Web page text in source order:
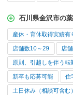
石川県金沢市の
産休・育休取得実績有
店舗数10～29 店
原則、引越しを伴う転
新卒も応募可能 住
土日休み（相談可含む）